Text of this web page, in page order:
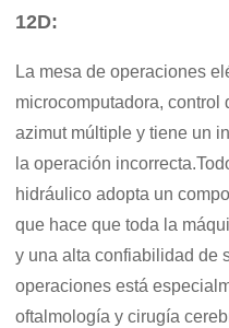
12D:
La mesa de operaciones
microcomputadora, control
azimut múltiple y tiene un
la operación
hidráulico adopta un
que hace que toda la
y una alta confiabilidad de
operaciones está
oftalmología y cirugía